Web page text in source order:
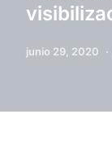
junio 29, 2020